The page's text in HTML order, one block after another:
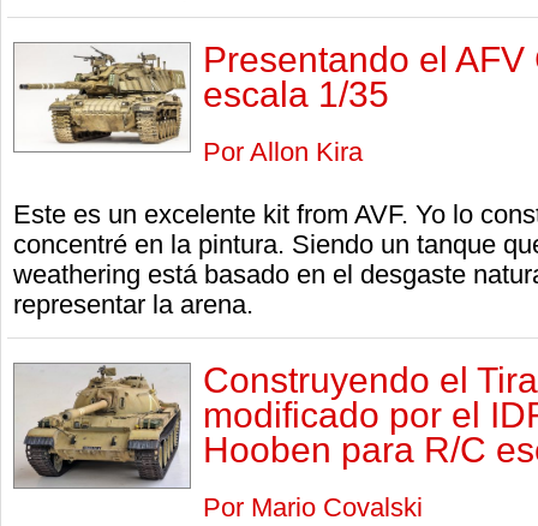
Presentando el
escala 1/35
Por Allon Kira
Este es un excelente kit from AVF. Yo lo
concentré en la pintura. Siendo un tanque
weathering está basado en el desgaste
representar la arena.
Construyendo el
modificado por el
Hooben para R/C
Por Mario Covalski